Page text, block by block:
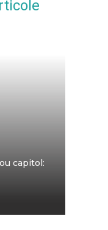
capitol: